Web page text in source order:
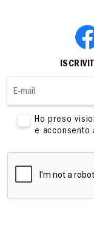
Ho preso
e acconsento